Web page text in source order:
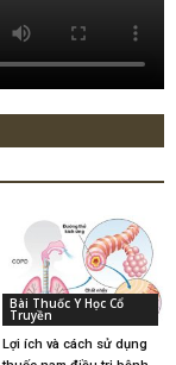
Bài Thuốc Y Học Cổ
Truyền
Lợi ích và cách sử dụng